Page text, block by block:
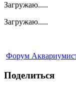
Загружаю.....
Загружаю.....
Форум
Поделиться